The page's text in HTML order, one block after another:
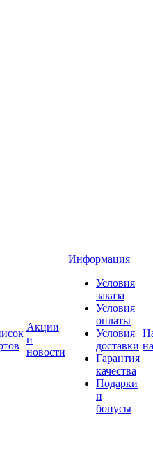
Акции
и
новости
Информация
Условия
заказа
Условия
оплаты
Условия
доставки
Гарантия
качества
Подарки
и
бонусы